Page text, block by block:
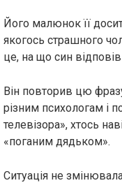
Його малюнок її
якогось страшного
це, на що син
Він повторив цю
різним психологам і
телевізора», хтось
«поганим дядьком».
Ситуація не